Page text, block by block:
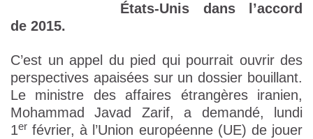
États-Unis dans l’accord
de 2015.
C’est un appel du pied qui pourrait ouvrir des
perspectives apaisées sur un dossier bouillant.
Le ministre des affaires étrangères iranien,
Mohammad Javad Zarif, a demandé, lundi
1er février, à l’Union européenne (UE) de jouer